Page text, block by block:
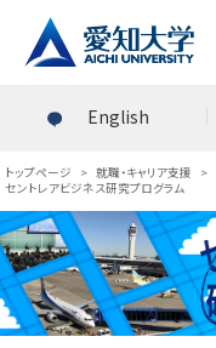
English
トップページ > 就職・キャリア支援 >
セントレアビジネス研究プログラム